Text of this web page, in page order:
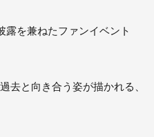
を兼ねたファンイベント
去と向き合う姿が描かれる、